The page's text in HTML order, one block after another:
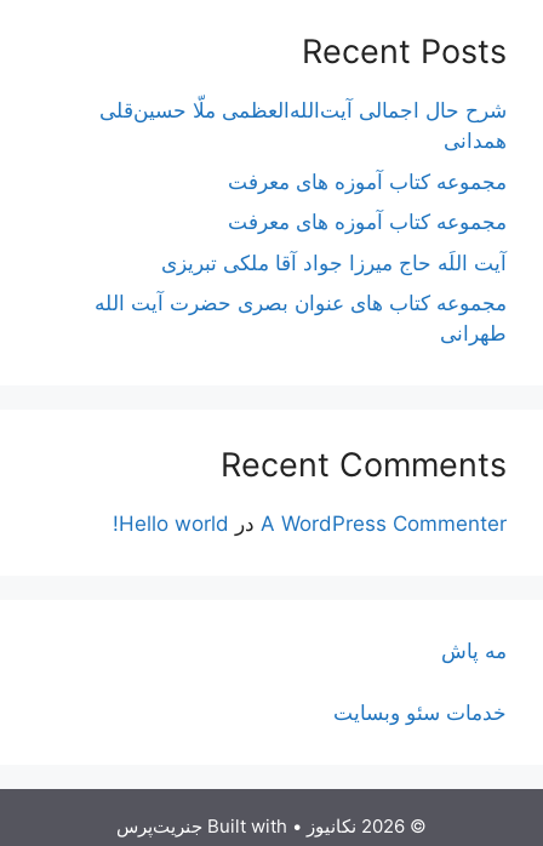
Recent Posts
شرح حال اجمالی آیت‌الله‌العظمی ملّا حسین‌قلی
همدانی
مجموعه کتاب آموزه های معرفت
مجموعه کتاب آموزه های معرفت
آیت اللَه حاج میرزا جواد آقا ملکی تبریزی
مجموعه کتاب های عنوان بصری حضرت آیت الله
طهرانی
Recent Comments
A WordPress Commenter در Hello world!
مه پاش
خدمات سئو وبسایت
© 2026 نکانیوز • Built with جنریت‌پرس